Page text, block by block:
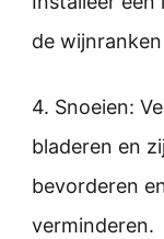
de
4. Snoeien:
bladeren en
bevorderen
verminderen.